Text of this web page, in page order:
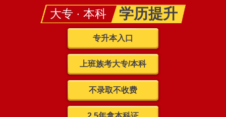
大专 · 本科 学历提升
专升本入口
上班族考大专/本科
不录取不收费